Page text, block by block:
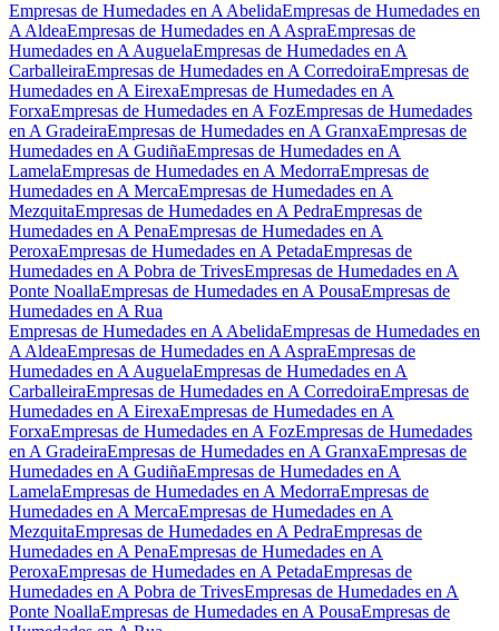
Empresas de Humedades en A AbelidaEmpresas de Humedades en
A AldeaEmpresas de Humedades en A AspraEmpresas de
Humedades en A AuguelaEmpresas de Humedades en A
CarballeiraEmpresas de Humedades en A CorredoiraEmpresas de
Humedades en A EirexaEmpresas de Humedades en A
ForxaEmpresas de Humedades en A FozEmpresas de Humedades
en A GradeiraEmpresas de Humedades en A GranxaEmpresas de
Humedades en A GudiñaEmpresas de Humedades en A
LamelaEmpresas de Humedades en A MedorraEmpresas de
Humedades en A MercaEmpresas de Humedades en A
MezquitaEmpresas de Humedades en A PedraEmpresas de
Humedades en A PenaEmpresas de Humedades en A
PeroxaEmpresas de Humedades en A PetadaEmpresas de
Humedades en A Pobra de TrivesEmpresas de Humedades en A
Ponte NoallaEmpresas de Humedades en A PousaEmpresas de
Humedades en A Rua
Empresas de Humedades en A AbelidaEmpresas de Humedades en
A AldeaEmpresas de Humedades en A AspraEmpresas de
Humedades en A AuguelaEmpresas de Humedades en A
CarballeiraEmpresas de Humedades en A CorredoiraEmpresas de
Humedades en A EirexaEmpresas de Humedades en A
ForxaEmpresas de Humedades en A FozEmpresas de Humedades
en A GradeiraEmpresas de Humedades en A GranxaEmpresas de
Humedades en A GudiñaEmpresas de Humedades en A
LamelaEmpresas de Humedades en A MedorraEmpresas de
Humedades en A MercaEmpresas de Humedades en A
MezquitaEmpresas de Humedades en A PedraEmpresas de
Humedades en A PenaEmpresas de Humedades en A
PeroxaEmpresas de Humedades en A PetadaEmpresas de
Humedades en A Pobra de TrivesEmpresas de Humedades en A
Ponte NoallaEmpresas de Humedades en A PousaEmpresas de